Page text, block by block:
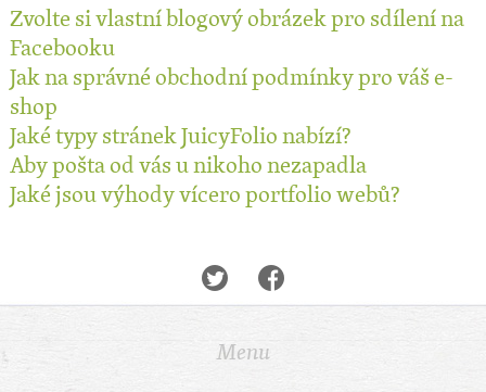
Menu
Zvolte si vlastní blogový obrázek pro sdílení na
Facebooku
Jak na správné obchodní podmínky pro váš e-
shop
Jaké typy stránek JuicyFolio nabízí?
Aby pošta od vás u nikoho nezapadla
Jaké jsou výhody vícero portfolio webů?